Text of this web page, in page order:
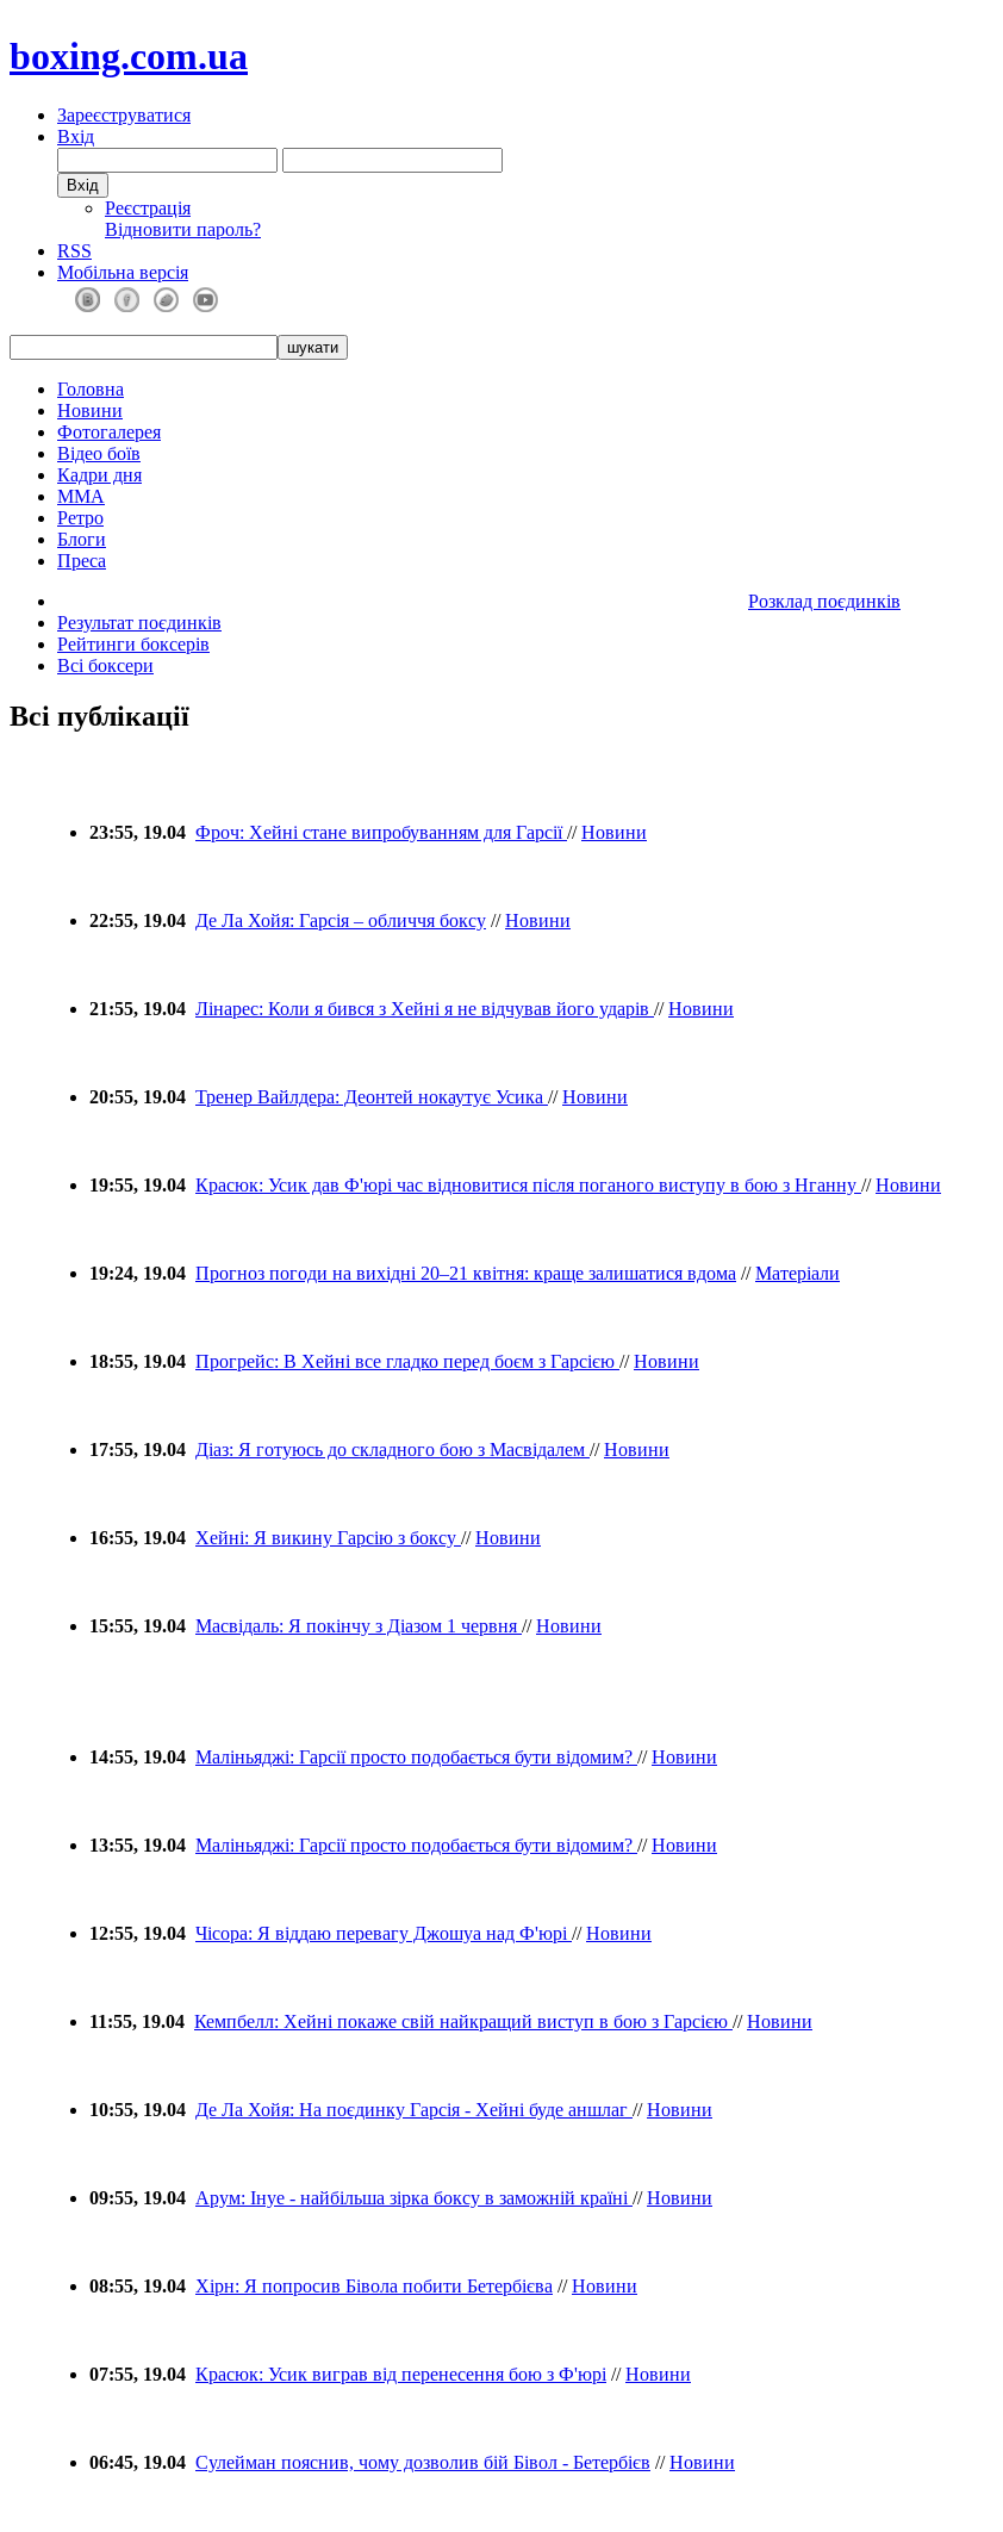
boxing.com.ua
Зареєструватися
Вхід
Реєстрація
Відновити пароль?
RSS
Мобільна версія
Головна
Новини
Фотогалерея
Відео боїв
Кадри дня
ММА
Ретро
Блоги
Преса
Розклад поєдинків
Результат поєдинків
Рейтинги боксерів
Всі боксери
Всі публікації
23:55, 19.04 Фроч: Хейні стане випробуванням для Гарсії//Новини
22:55, 19.04 Де Ла Хойя: Гарсія – обличчя боксу //Новини
21:55, 19.04 Лінарес: Коли я бився з Хейні я не відчував його ударів //Новини
20:55, 19.04 Тренер Вайлдера: Деонтей нокаутує Усика //Новини
19:55, 19.04 Красюк: Усик дав Ф'юрі час відновитися після поганого виступу в бою з Нганну //Новини
19:24, 19.04 Прогноз погоди на вихідні 20–21 квітня: краще залишатися вдома //Матеріали
18:55, 19.04 Прогрейс: В Хейні все гладко перед боєм з Гарсією //Новини
17:55, 19.04 Діаз: Я готуюсь до складного бою з Масвідалем //Новини
16:55, 19.04 Хейні: Я викину Гарсію з боксу //Новини
15:55, 19.04 Масвідаль: Я покінчу з Діазом 1 червня //Новини
14:55, 19.04 Маліньяджі: Гарсії просто подобається бути відомим? //Новини
13:55, 19.04 Маліньяджі: Гарсії просто подобається бути відомим? //Новини
12:55, 19.04 Чісора: Я віддаю перевагу Джошуа над Ф'юрі //Новини
11:55, 19.04 Кемпбелл: Хейні покаже свій найкращий виступ в бою з Гарсією //Новини
10:55, 19.04 Де Ла Хойя: На поєдинку Гарсія - Хейні буде аншлаг //Новини
09:55, 19.04 Арум: Інуе - найбільша зірка боксу в заможній країні //Новини
08:55, 19.04 Хірн: Я попросив Бівола побити Бетербієва //Новини
07:55, 19.04 Красюк: Усик виграв від перенесення бою з Ф'юрі //Новини
06:45, 19.04 Сулейман пояснив, чому дозволив бій Бівол - Бетербієв //Новини